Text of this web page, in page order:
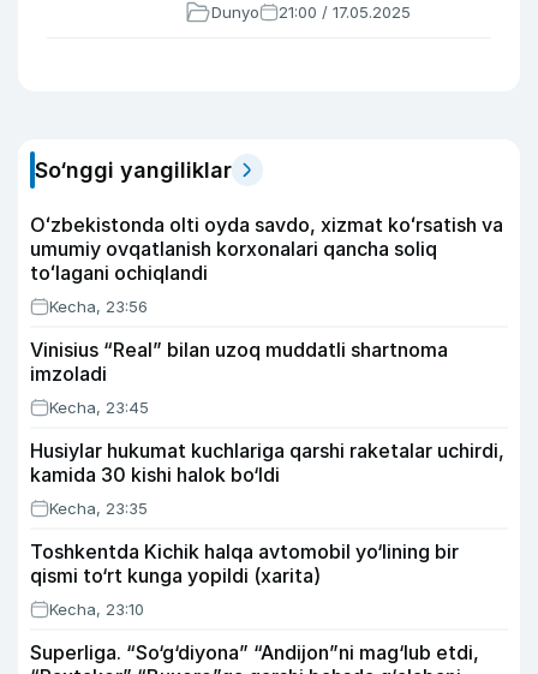
Dunyo 21:00 / 17.05.2025
So‘nggi yangiliklar
Oʻzbekistonda olti oyda savdo, xizmat koʻrsatish va
umumiy ovqatlanish korxonalari qancha soliq
toʻlagani ochiqlandi
Kecha, 23:56
Vinisius “Real” bilan uzoq muddatli shartnoma
imzoladi
Kecha, 23:45
Husiylar hukumat kuchlariga qarshi raketalar uchirdi,
kamida 30 kishi halok bo‘ldi
Kecha, 23:35
Toshkentda Kichik halqa avtomobil yo‘lining bir
qismi to‘rt kunga yopildi (xarita)
Kecha, 23:10
Superliga. “So‘g‘diyona” “Andijon”ni mag‘lub etdi,